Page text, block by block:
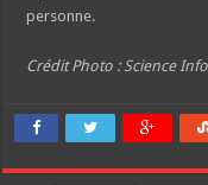
personne.
Crédit Photo : Science Info